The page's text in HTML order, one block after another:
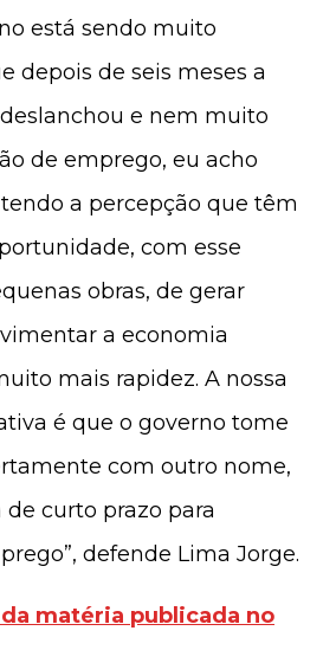
está sendo muito
depois de seis meses a
e nem muito
de emprego, eu acho
a percepção que têm
com esse
obras, de gerar
a economia
mais rapidez. A nossa
é que o governo tome
com outro nome,
curto prazo para
defende Lima Jorge.
matéria publicada no